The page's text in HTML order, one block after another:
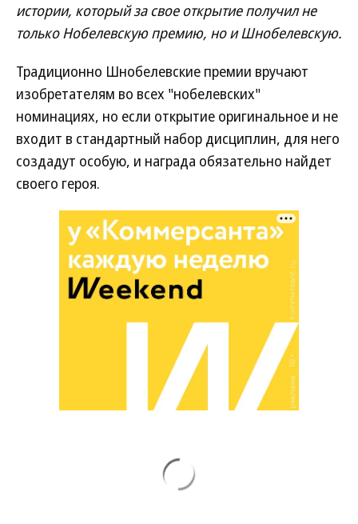
истории, который за свое открытие получил не
только Нобелевскую премию, но и Шнобелевскую.
Традиционно Шнобелевские премии вручают
изобретателям во всех "нобелевских"
номинациях, но если открытие оригинальное и не
входит в стандартный набор дисциплин, для него
создадут особую, и награда обязательно найдет
своего героя.